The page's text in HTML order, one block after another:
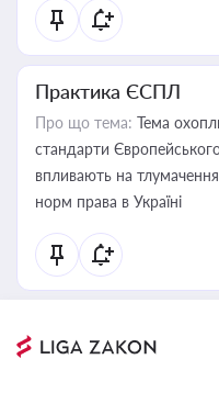
Практика ЄСПЛ
Про що тема: Тема
стандарти
впливають на
норм права в Україні